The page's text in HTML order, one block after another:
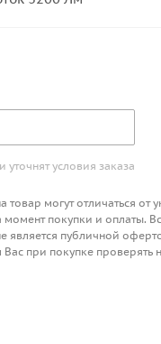
условия заказа
могут отличаться от
момент покупки и оплаты.
является публичной
Вас при покупке